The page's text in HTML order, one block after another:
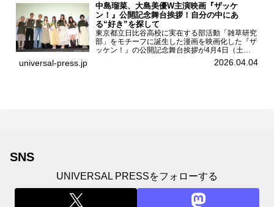
中島瑠菜、大島美優W主演映画『ザッケ
ン！』公開記念舞台挨拶！自分の中にあ
る“好き”を探して
東京都立日比谷高校に実在する部活動「雑草研究
部」をモチーフに誕生した漫画を映画化した『ザ
ッケン！』の公開記念舞台挨拶が4月4日（土）
ユナイテッドシネマお台場で開催され、出演者の
中島瑠菜、大島美優、八神遼介（ICEx）、阿佐
universal-press.jp 2026.04.04
SNS
UNIVERSAL PRESSをフォローする